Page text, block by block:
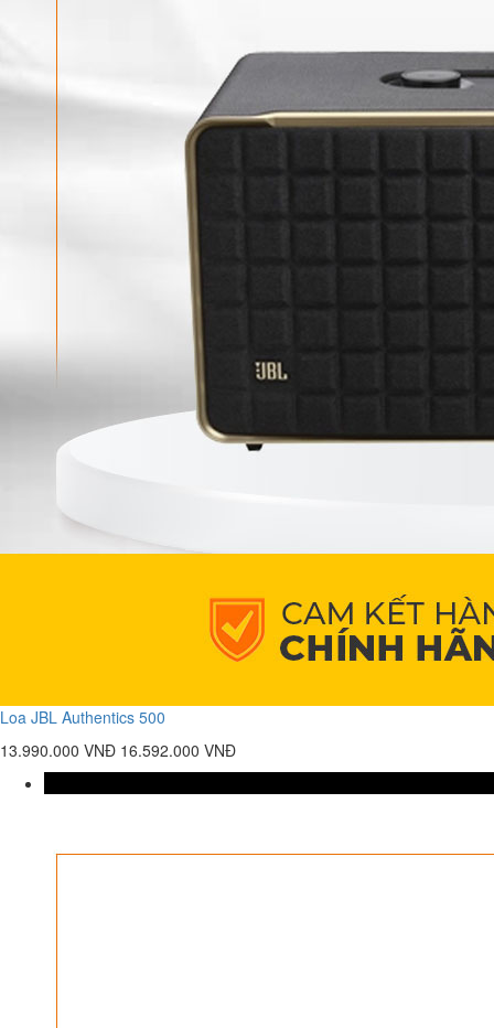
Loa JBL Authentics 500
13.990.000 VNĐ 16.592.000 VNĐ